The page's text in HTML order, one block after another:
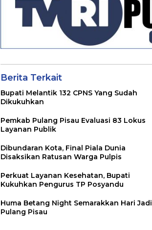
Berita Terkait
Bupati Melantik 132 CPNS Yang Sudah
Dikukuhkan
Pemkab Pulang Pisau Evaluasi 83 Lokus
Layanan Publik
Dibundaran Kota, Final Piala Dunia
Disaksikan Ratusan Warga Pulpis
Perkuat Layanan Kesehatan, Bupati
Kukuhkan Pengurus TP Posyandu
Huma Betang Night Semarakkan Hari Jadi
Pulang Pisau